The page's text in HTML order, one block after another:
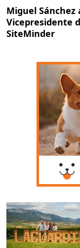
Miguel Sánchez
Vicepresidente
SiteMinder